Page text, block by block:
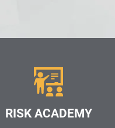
RISK ACADEMY